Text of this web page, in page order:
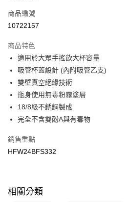
悠遊付
7-11取貨(快速到店)
每筆NT$100，滿NT$1,500(含以上)免
宅配-本島
每筆NT$100，滿NT$1,500(含以上)免
商品編號
10722157
商品特色
適用於大眾手搖飲大杯容量
吸管杯蓋設計 (內附吸管乙支)
雙壁真空絕緣技術
瓶身使用無毒粉霧塗層
18/8級不銹鋼製成
完全不含雙酚A與有毒物
銷售重點
HFW24BFS332
相關分類